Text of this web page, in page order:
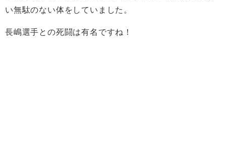
い無駄のない体をしていました。
長嶋選手との死闘は有名ですね！